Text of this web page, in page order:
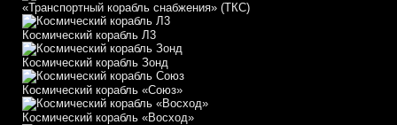
«Транспортный корабль снабжения» (ТКС)
Космический корабль Л3
Космический корабль Зонд
Космический корабль «Союз»
Космический корабль «Восход»